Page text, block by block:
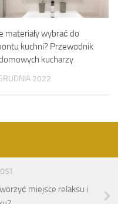
materiały wybrać do
kuchni? Przewodnik
kucharzy
2022
miejsce relaksu i